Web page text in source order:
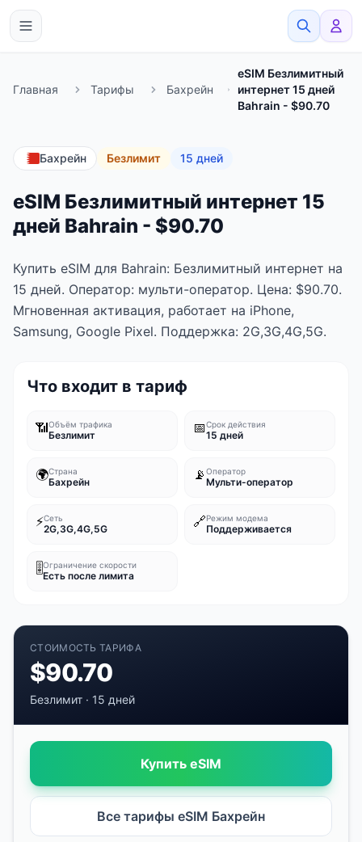
Главная Тарифы Бахрейн
eSIM Безлимитный
интернет 15 дней
Bahrain - $90.70
Бахрейн Безлимит 15 дней
eSIM Безлимитный интернет 15
дней Bahrain - $90.70
Купить eSIM для Bahrain: Безлимитный интернет на
15 дней. Оператор: мульти-оператор. Цена: $90.70.
Мгновенная активация, работает на iPhone,
Samsung, Google Pixel. Поддержка: 2G,3G,4G,5G.
Что входит в тариф
📶Объём трафика
Безлимит 📅Срок действия
15 дней
🌍Страна
Бахрейн 📡 Оператор
Мульти-оператор
⚡Сеть
2G,3G,4G,5G 🔗Режим модема
Поддерживается
🎚️Ограничение скорости
Есть после лимита
СТОИМОСТЬ ТАРИФА
$90.70
Безлимит · 15 дней
Купить eSIM
Все тарифы eSIM Бахрейн